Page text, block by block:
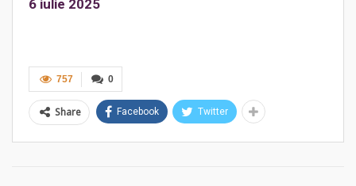
6 iulie 2025
0
757
Share Facebook Twitter